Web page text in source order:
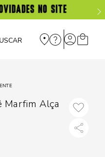
Marfim Alça